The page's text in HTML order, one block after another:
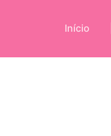
Início